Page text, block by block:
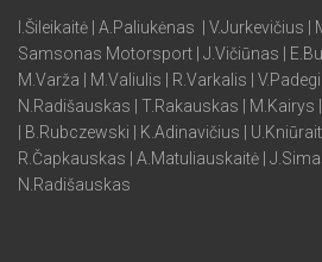
I.Šileikaitė | A.Paliukėnas | V.Jurkevičius |
Samsonas Motorsport | J.Vičiūnas |
M.Varža | M.Valiulis | R.Varkalis |
N.Radišauskas | T.Rakauskas | M.Kairys
| B.Rubczewski | K.Adinavičius |
R.Čapkauskas | A.Matuliauskaitė |
N.Radišauskas